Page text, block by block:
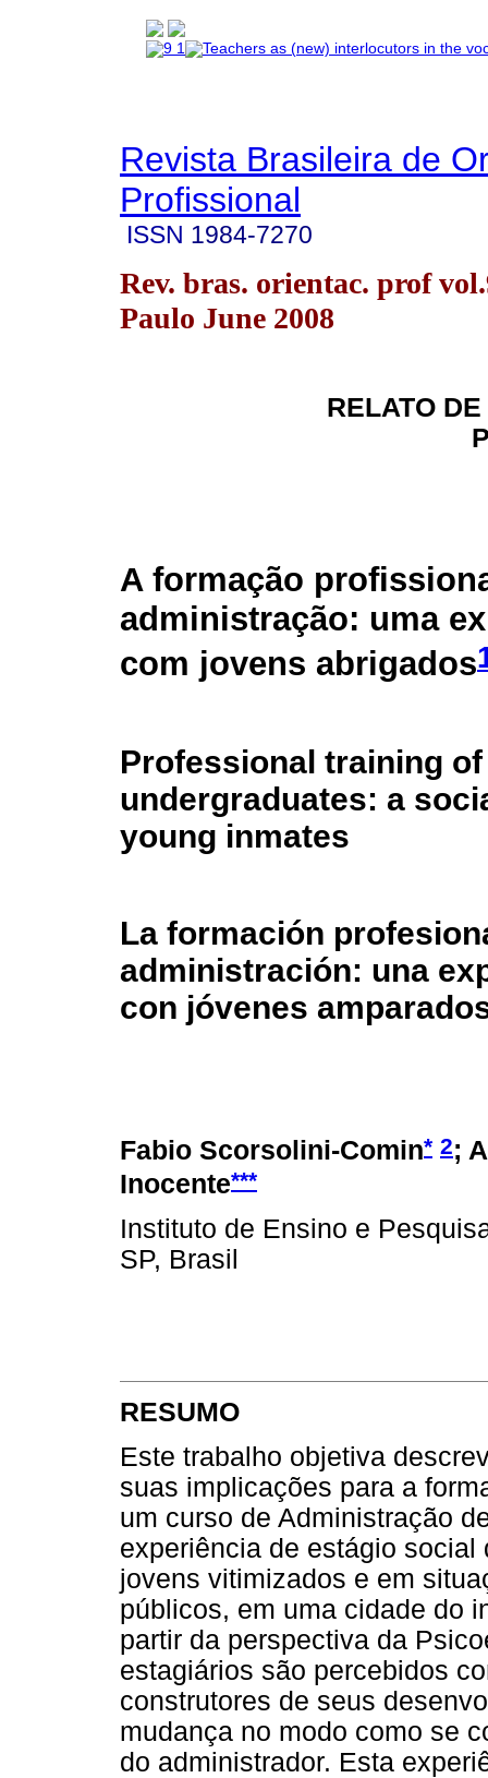
Revista Brasileira de
Profissional
ISSN 1984-7270
Rev. bras. orientac. prof
Paulo June 2008
RELATO
A formação
administração: uma
com jovens abrigados
Professional training
undergraduates: a
young inmates
La formación
administración: una
con jóvenes
Fabio Scorsolini-Comin* 2;
Inocente***
Instituto de Ensino e
SP, Brasil
RESUMO
Este trabalho objetiva
suas implicações para a
um curso de Administração
experiência de estágio
jovens vitimizados e em
públicos, em uma cidade do
partir da perspectiva da
estagiários são percebidos
construtores de seus
mudança no modo como se
do administrador. Esta